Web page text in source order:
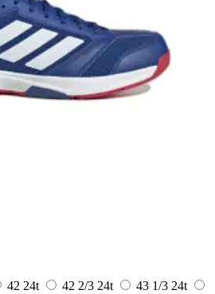
42 24t 42 2/3 24t 43 1/3 24t